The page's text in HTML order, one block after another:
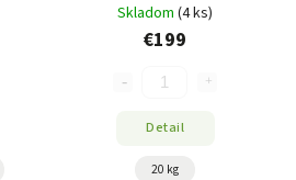
Skladom (4 ks)
€199
Detail
20 kg